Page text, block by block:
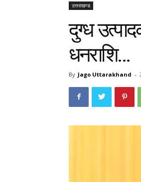
उत्तराखण्ड
दुग्ध
धनराशि…
By Jago Uttarakhand -